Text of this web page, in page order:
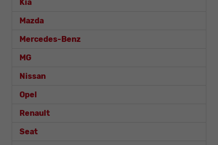
Kia
Mazda
Mercedes-Benz
MG
Nissan
Opel
Renault
Seat